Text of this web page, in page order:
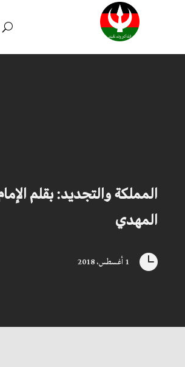
المملكة والتجديد: بقلم
المهدي
 1 أغسطس، 2018